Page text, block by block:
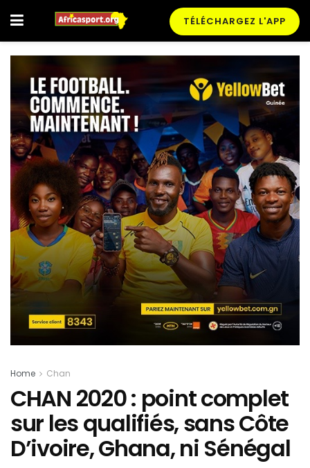
TÉLÉCHARGEZ L'APP
Home Chan
CHAN 2020 : point complet
sur les qualifiés, sans Côte
D’ivoire, Ghana, ni Sénégal